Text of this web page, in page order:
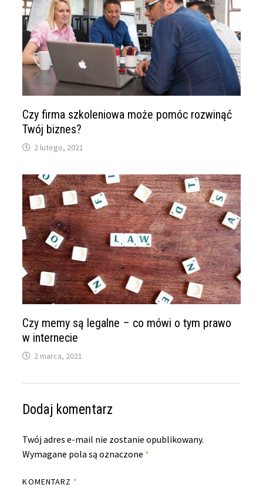
Czy firma szkoleniowa może pomóc rozwinąć
Twój biznes?
2 lutego, 2021
Czy memy są legalne – co mówi o tym prawo
w internecie
2 marca, 2021
Dodaj komentarz
Twój adres e-mail nie zostanie opublikowany.
Wymagane pola są oznaczone *
KOMENTARZ *